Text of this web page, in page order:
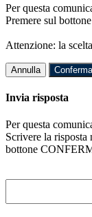
Per questa
Premere sul
Attenzione: la
Annulla Conferma
Invia risposta
Per questa
Scrivere la risposta
bottone